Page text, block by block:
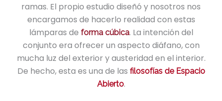
ramas. El propio estudio diseñó y nosotros nos
encargamos de hacerlo realidad con estas
lámparas de forma cúbica. La intención del
conjunto era ofrecer un aspecto diáfano, con
mucha luz del exterior y austeridad en el interior.
De hecho, esta es una de las filosofías de Espacio
Abierto.